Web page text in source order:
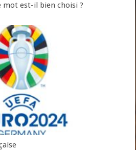
est-il bien choisi ?